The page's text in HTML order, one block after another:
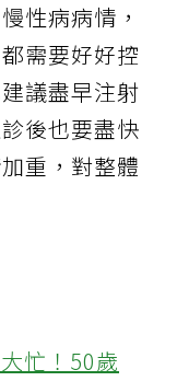
性病病情，
需要好好控
議盡早注射
後也要盡快
重，對整體
忙！50歲